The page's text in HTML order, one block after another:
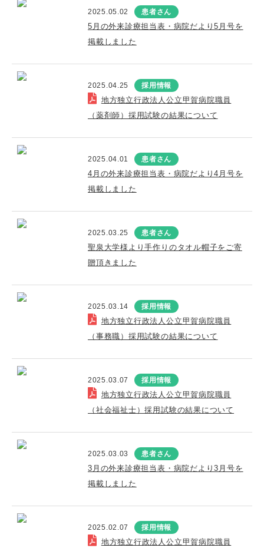
2025.05.02 患者さん
5月の外来診療担当表・病院だより5月号を
掲載しました
2025.04.25 採用情報
地方独立行政法人公立甲賀病院職員
（薬剤師）採用試験の結果について
2025.04.01 患者さん
4月の外来診療担当表・病院だより4月号を
掲載しました
2025.03.25 患者さん
聖泉大学様より手作りのタオル帽子をご寄
贈頂きました
2025.03.14 採用情報
地方独立行政法人公立甲賀病院職員
（事務職）採用試験の結果について
2025.03.07 採用情報
地方独立行政法人公立甲賀病院職員
（社会福祉士）採用試験の結果について
2025.03.03 患者さん
3月の外来診療担当表・病院だより3月号を
掲載しました
2025.02.07 採用情報
地方独立行政法人公立甲賀病院職員